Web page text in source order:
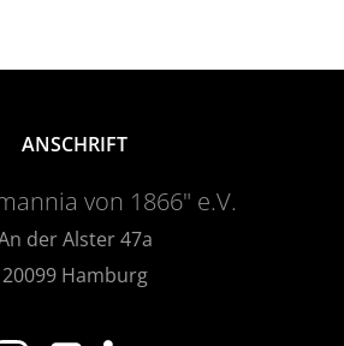
ANSCHRIFT
von 1866" e.V.
der Alster 47a
20099 Hamburg